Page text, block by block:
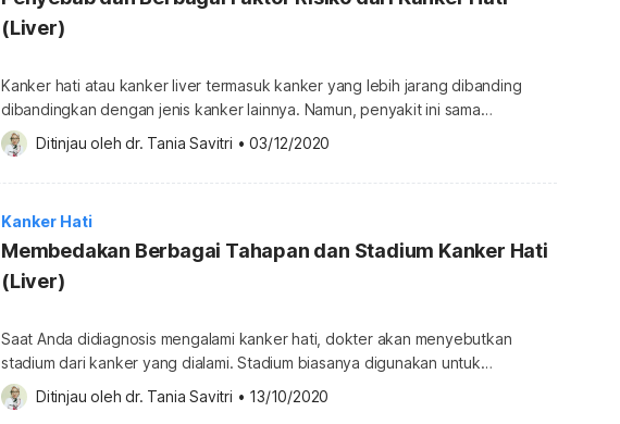
(Liver)
Kanker hati atau kanker liver termasuk kanker yang lebih jarang dibanding
dibandingkan dengan jenis kanker lainnya. Namun, penyakit ini sama
berbahayanya dengan jenis kanker lainnya. Oleh sebab itu, sebisa mungkin
hindari berbagai penyebab dan faktor risiko yang dapat meningkatkan potensi
Anda mengalami penyakit ini. Lalu apa saja penyebab dan faktor risiko dari
Ditinjau oleh dr. Tania Savitri • 03/12/2020
Kanker Hati
Membedakan Berbagai Tahapan dan Stadium Kanker Hati
(Liver)
Saat Anda didiagnosis mengalami kanker hati, dokter akan menyebutkan
stadium dari kanker yang dialami. Stadium biasanya digunakan untuk
menentukan tingkat keparahan dari penyakit kanker. Selain itu, tahapan
stadium ini juga membantu dokter dalam menentukan pengobatan kanker hati
Ditinjau oleh dr. Tania Savitri • 13/10/2020